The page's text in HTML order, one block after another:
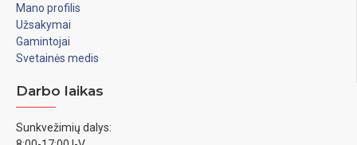
Mano profilis
Užsakymai
Gamintojai
Svetainės medis
Darbo laikas
Sunkvežimių dalys: